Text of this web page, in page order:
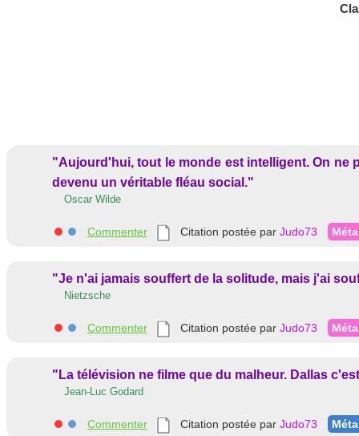
"Aujourd'hui, tout le monde est intelligent. On ne
devenu un véritable fléau social."
Oscar Wilde
Commenter Citation postée par Judo73 Méta
"Je n'ai jamais souffert de la solitude, mais j'ai
Nietzsche
Commenter Citation postée par Judo73 Méta
"La télévision ne filme que du malheur. Dallas
Jean-Luc Godard
Commenter Citation postée par Judo73 Méta